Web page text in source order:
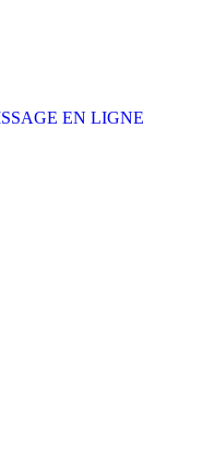
EN LIGNE